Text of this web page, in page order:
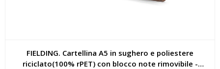
FIELDING. Cartellina A5 in sughero e poliestere
riciclato(100% rPET) con blocco note rimovibile -